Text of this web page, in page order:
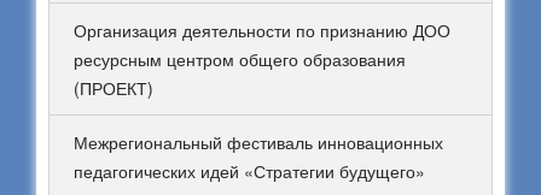
Организация деятельности по признанию ДОО
ресурсным центром общего образования
(ПРОЕКТ)
Межрегиональный фестиваль инновационных
педагогических идей «Стратегии будущего»